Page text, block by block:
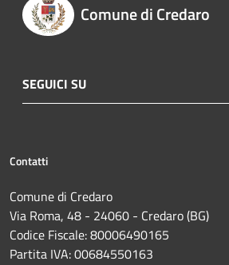
Comune di Credaro
SEGUICI SU
Contatti
Comune di Credaro
Via Roma, 48 - 24060 - Credaro (BG)
Codice Fiscale: 80006490165
Partita IVA: 00684550163